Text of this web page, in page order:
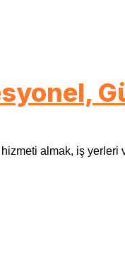
almak, iş yerleri